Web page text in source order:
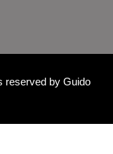
reserved by Guido